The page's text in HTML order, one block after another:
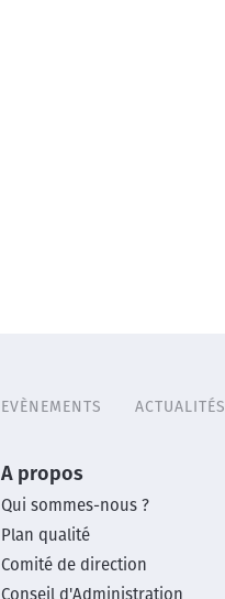
Header
menu
EVÈNEMENTS ACTUALITÉS
Main
footer
menu
A propos
Qui sommes-nous ?
Plan qualité
Comité de direction